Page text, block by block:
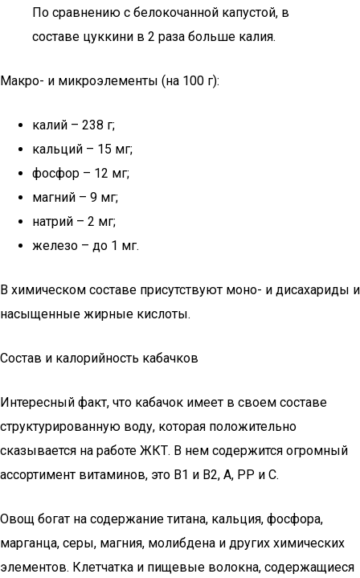
По сравнению с белокочанной капустой, в
составе цуккини в 2 раза больше калия.
Макро- и микроэлементы (на 100 г):
калий – 238 г;
кальций – 15 мг;
фосфор – 12 мг;
магний – 9 мг;
натрий – 2 мг;
железо – до 1 мг.
В химическом составе присутствуют моно- и дисахариды и
насыщенные жирные кислоты.
Состав и калорийность кабачков
Интересный факт, что кабачок имеет в своем составе
структурированную воду, которая положительно
сказывается на работе ЖКТ. В нем содержится огромный
ассортимент витаминов, это В1 и В2, А, РР и С.
Овощ богат на содержание титана, кальция, фосфора,
марганца, серы, магния, молибдена и других химических
элементов. Клетчатка и пищевые волокна, содержащиеся